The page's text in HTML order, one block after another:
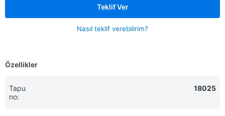
Özellikler
Tapu
no:
18025
Teklif Ver
Nasıl teklif verebilirim?